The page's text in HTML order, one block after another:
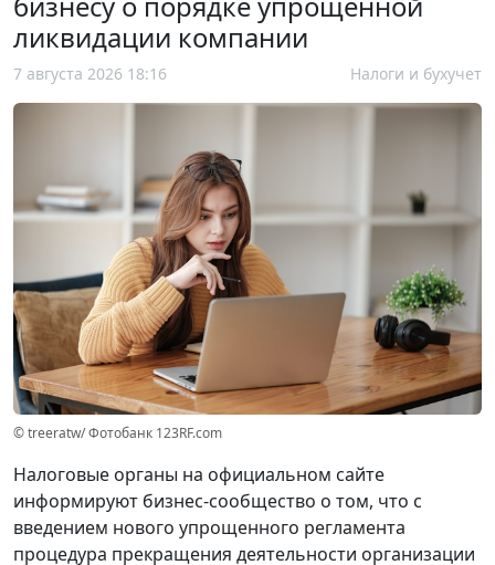
ликвидации компании
7 августа 2026 18:16 Налоги и бухучет
© treeratw/ Фотобанк 123RF.com
Налоговые органы на официальном сайте
информируют бизнес-сообщество о том, что с
введением нового упрощенного регламента
процедура прекращения деятельности организации